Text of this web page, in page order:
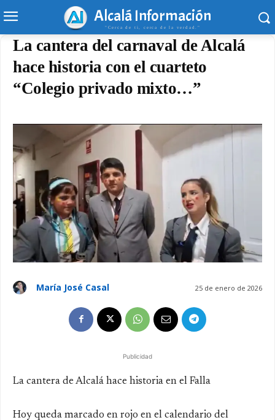
Alcalá Información
"Cerca de ti, cerca de la verdad."
La cantera del carnaval de Alcalá
hace historia con el cuarteto
“Colegio privado mixto…”
25 de enero de 2026
María José Casal
Publicidad
La cantera de Alcalá hace historia en el Falla
Hoy queda marcado en rojo en el calendario del